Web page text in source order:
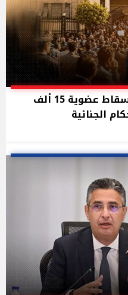
مشروع «غربلة» المحامين.. إسقاط عضوية 15 ألف
الجنائية